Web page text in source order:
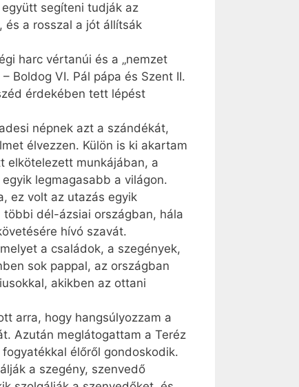
segíteni tudják az
és a rosszal a jót állítsák
harc vértanúi és a „nemzet
Boldog VI. Pál pápa és Szent II.
érdekében tett lépést
népnek azt a szándékát,
élvezzen. Külön is ki akartam
elkötelezett munkájában, a
legmagasabb a világon.
ez volt az utazás egyik
dél-ázsiai országban, hála
hívó szavát.
a családok, a szegények,
sok pappal, az országban
akikben az ottani
arra, hogy hangsúlyozzam a
Azután meglátogattam a Teréz
élőről gondoskodik.
a szegény, szenvedő